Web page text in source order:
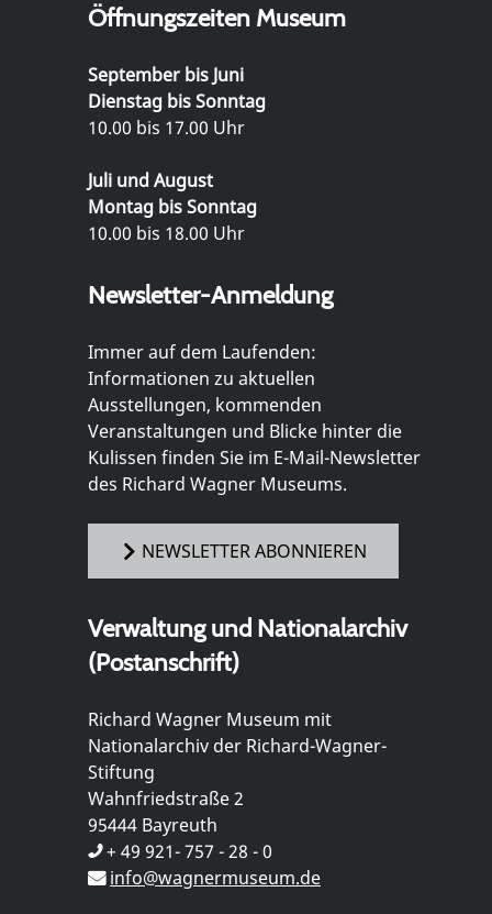
Öffnungszeiten Museum
September bis Juni
Dienstag bis Sonntag
10.00 bis 17.00 Uhr
Juli und August
Montag bis Sonntag
10.00 bis 18.00 Uhr
Newsletter-Anmeldung
Immer auf dem Laufenden:
Informationen zu aktuellen
Ausstellungen, kommenden
Veranstaltungen und Blicke hinter die
Kulissen finden Sie im E-Mail-Newsletter
des Richard Wagner Museums.
NEWSLETTER ABONNIEREN
Verwaltung und Nationalarchiv
(Postanschrift)
Richard Wagner Museum mit
Nationalarchiv der Richard-Wagner-
Stiftung
Wahnfriedstraße 2
95444 Bayreuth
+ 49 921- 757 - 28 - 0
info@wagnermuseum.de